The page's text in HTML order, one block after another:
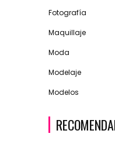
Fotografía
Maquillaje
Moda
Modelaje
Modelos